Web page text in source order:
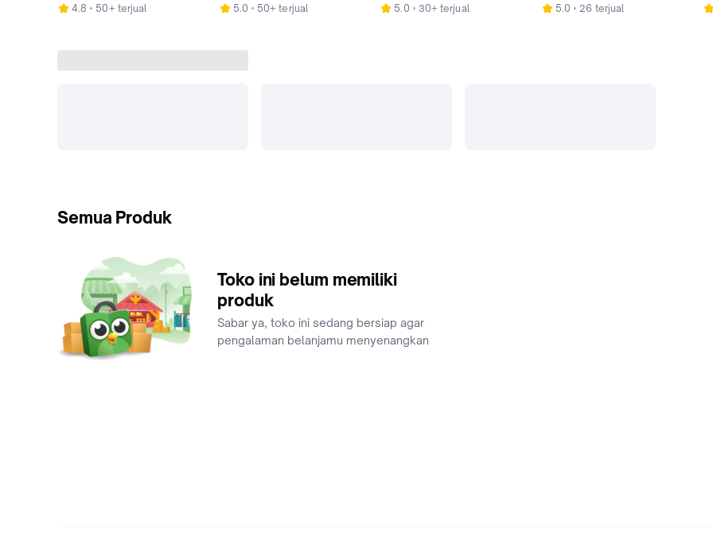
Degreasing PH Balance dan
4.8 50+ terjual
Mengkilap Cantik - Car,
5.0 50+ terjual
Mewah Tahan Lama
5.0 30+ terjual
Mudah Robek 20cm x 6cm x
5.0 26 terjual
Semua Produk
Toko ini belum memiliki
produk
Sabar ya, toko ini sedang bersiap agar
pengalaman belanjamu menyenangkan